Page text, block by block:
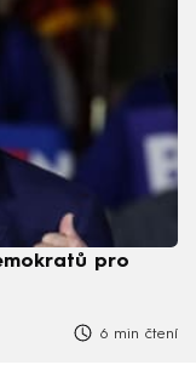
pro
6 min čtení